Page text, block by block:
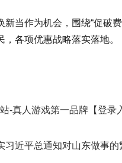
作为机会，围绕“促破费
各项优惠战略落实落地。
-真人游戏第一品牌【登
习近平总通知对山东做事